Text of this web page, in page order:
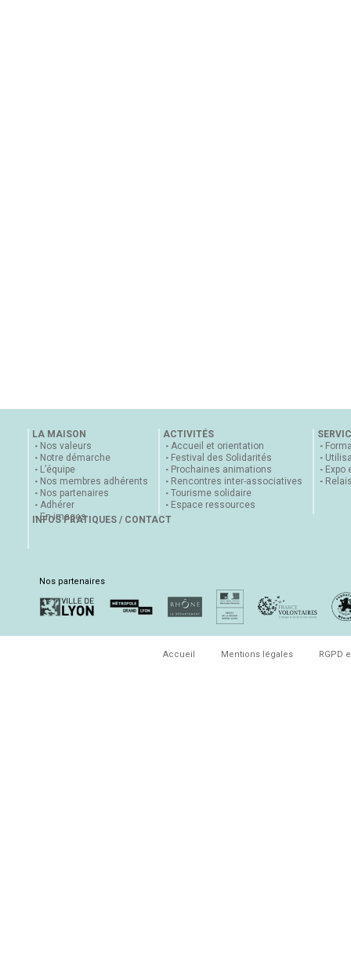
LA MAISON
Nos valeurs
Notre démarche
L’équipe
Nos membres adhérents
Nos partenaires
Adhérer
En images
ACTIVITÉS
Accueil et orientation
Festival des Solidarités
Prochaines animations
Rencontres inter-associatives
Tourisme solidaire
Espace ressources
Expo
INFOS PRATIQUES / CONTACT
Nos partenaires
Accueil Mentions légales RGPD